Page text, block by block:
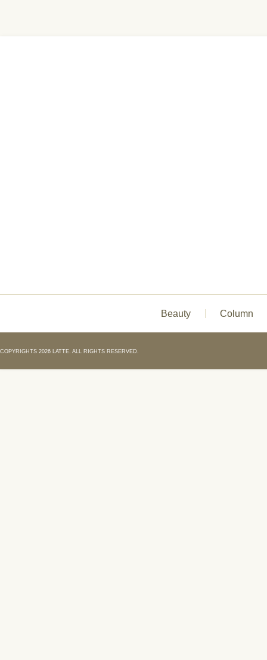
Beauty Column
COPYRIGHTS 2026 LATTE. ALL RIGHTS RESERVED.